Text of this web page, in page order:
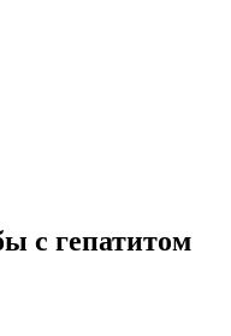
с гепатитом